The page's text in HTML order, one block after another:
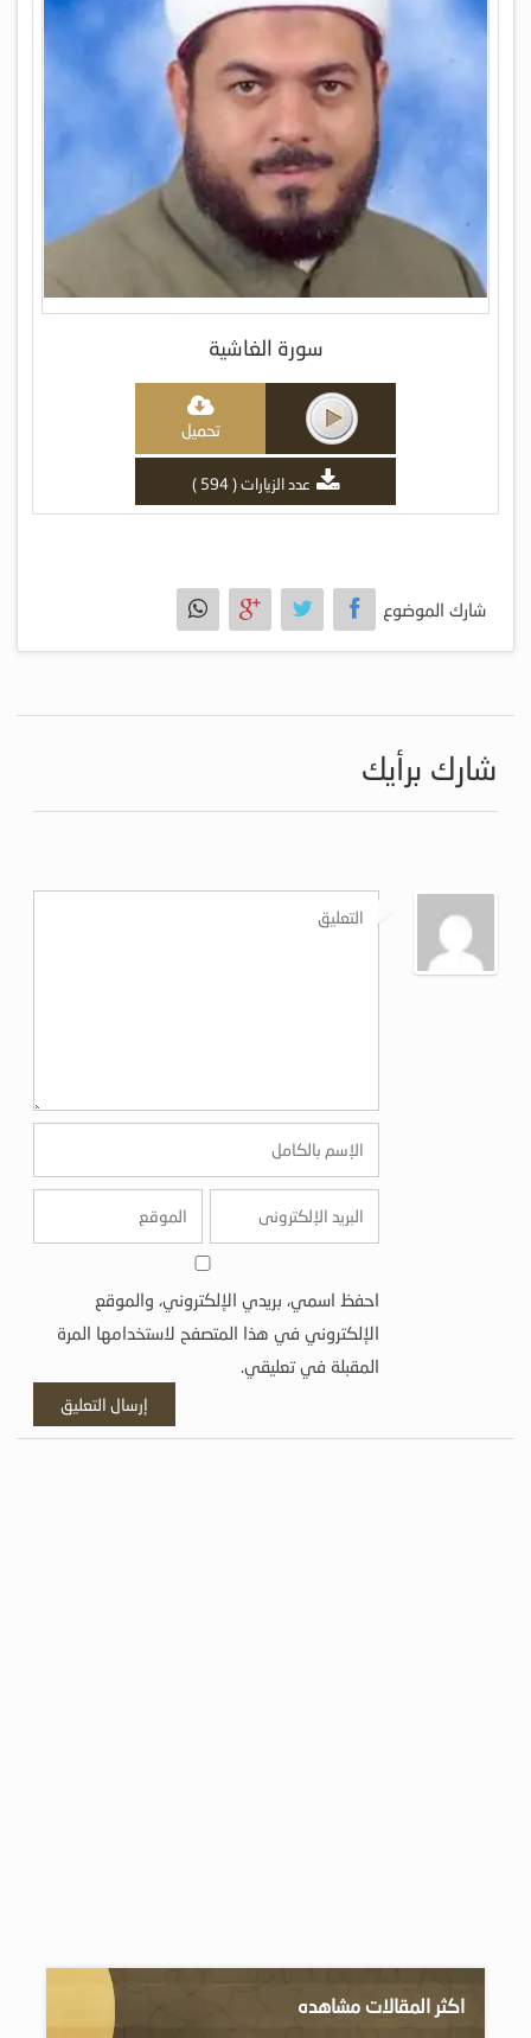
سورة الغاشية
تحميل
عدد الزيارات ( 594 )
شارك الموضوع
شارك برأيك
احفظ اسمي، بريدي الإلكتروني، والموقع
الإلكتروني في هذا المتصفح لاستخدامها المرة
المقبلة في تعليقي.
اكثر المقالات مشاهده